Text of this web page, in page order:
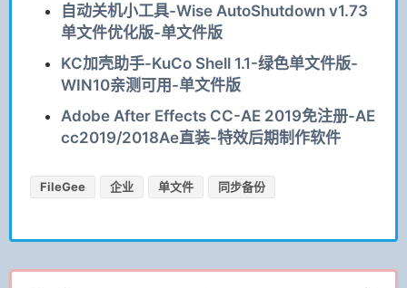
自动关机小工具-Wise AutoShutdown v1.73
单文件优化版-单文件版
KC加壳助手-KuCo Shell 1.1-绿色单文件版-
WIN10亲测可用-单文件版
Adobe After Effects CC-AE 2019免注册-AE
cc2019/2018Ae直装-特效后期制作软件
FileGee 企业 单文件 同步备份